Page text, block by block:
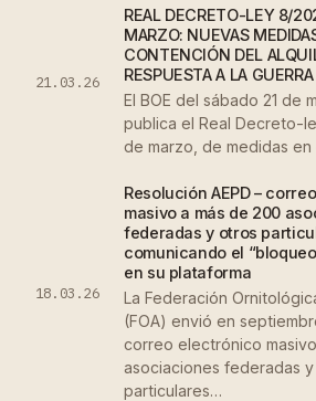
21.03.26
REAL DECRETO-LEY 8/
MARZO: NUEVAS
CONTENCIÓN DEL
RESPUESTA A LA
El BOE del sábado 21 de
publica el Real Decreto-
de marzo, de medidas
18.03.26
Resolución AEPD –
masivo a más de 200
federadas y otros
comunicando el
en su plataforma
La Federación
(FOA) envió en
correo electrónico
asociaciones federadas
particulares…